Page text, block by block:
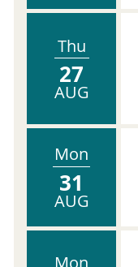
Thu
27
AUG
Mon
31
AUG